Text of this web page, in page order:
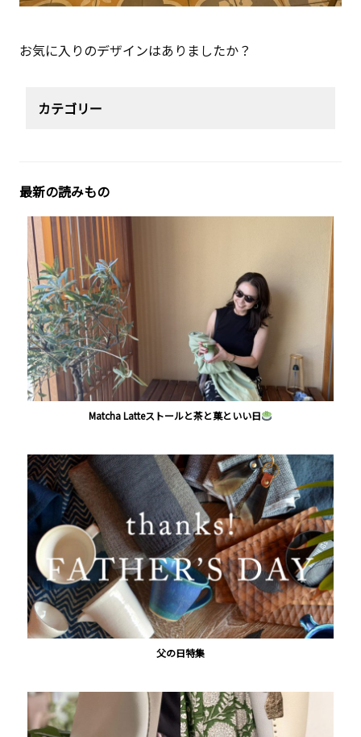
お気に入りのデザインはありましたか？
カテゴリー
最新の読みもの
Matcha Latteストールと茶と菓といい日
父の日特集